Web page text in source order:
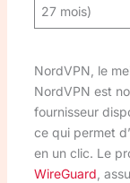
27 mois)
NordVPN, le
NordVPN est
fournisseur
ce qui permet
en un clic. Le
WireGuard ,